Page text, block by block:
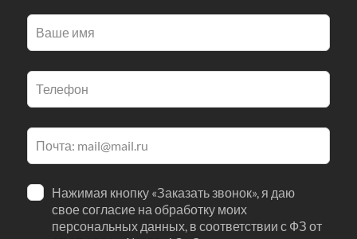
Оставьте
это
поле
пустым
Нажимая кнопку «Заказать звонок», я даю
свое согласие на обработку моих
персональных данных, в соответствии с ФЗ от